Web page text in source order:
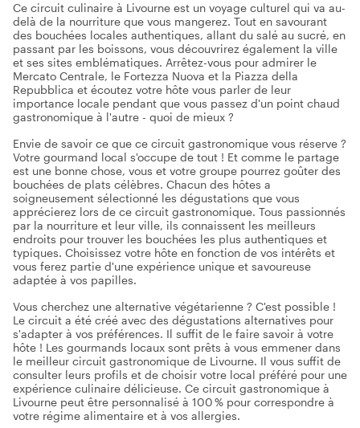
Ce circuit culinaire à Livourne est un voyage culturel qui va au-
delà de la nourriture que vous mangerez. Tout en savourant
des bouchées locales authentiques, allant du salé au sucré, en
passant par les boissons, vous découvrirez également la ville
et ses sites emblématiques. Arrêtez-vous pour admirer le
Mercato Centrale, le Fortezza Nuova et la Piazza della
Repubblica et écoutez votre hôte vous parler de leur
importance locale pendant que vous passez d'un point chaud
gastronomique à l'autre - quoi de mieux ?
Envie de savoir ce que ce circuit gastronomique vous réserve ?
Votre gourmand local s'occupe de tout ! Et comme le partage
est une bonne chose, vous et votre groupe pourrez goûter des
bouchées de plats célèbres. Chacun des hôtes a
soigneusement sélectionné les dégustations que vous
apprécierez lors de ce circuit gastronomique. Tous passionnés
par la nourriture et leur ville, ils connaissent les meilleurs
endroits pour trouver les bouchées les plus authentiques et
typiques. Choisissez votre hôte en fonction de vos intérêts et
vous ferez partie d'une expérience unique et savoureuse
adaptée à vos papilles.
Vous cherchez une alternative végétarienne ? C'est possible !
Le circuit a été créé avec des dégustations alternatives pour
s'adapter à vos préférences. Il suffit de le faire savoir à votre
hôte ! Les gourmands locaux sont prêts à vous emmener dans
le meilleur circuit gastronomique de Livourne. Il vous suffit de
consulter leurs profils et de choisir votre local préféré pour une
expérience culinaire délicieuse. Ce circuit gastronomique à
Livourne peut être personnalisé à 100 % pour correspondre à
votre régime alimentaire et à vos allergies.